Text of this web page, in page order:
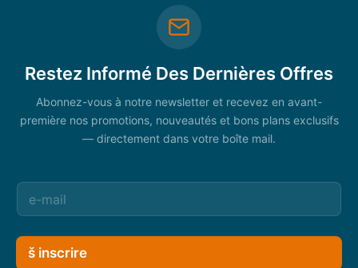
Restez Informé Des Dernières Offres
Abonnez-vous à notre newsletter et recevez en avant-
première nos promotions, nouveautés et bons plans exclusifs
— directement dans votre boîte mail.
š inscrire